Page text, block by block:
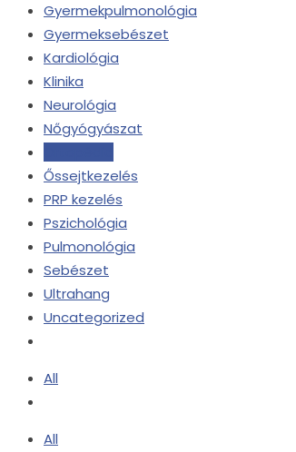
Gyermekpulmonológia
Gyermeksebészet
Kardiológia
Klinika
Neurológia
Nőgyógyászat
Őssejtkezelés
PRP kezelés
Pszichológia
Pulmonológia
Sebészet
Ultrahang
Uncategorized
All
All